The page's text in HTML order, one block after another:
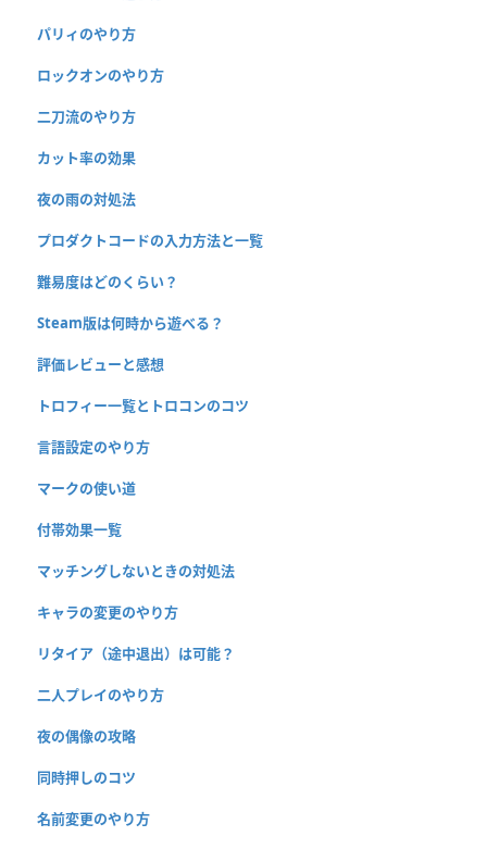
パリィのやり方
ロックオンのやり方
二刀流のやり方
カット率の効果
夜の雨の対処法
プロダクトコードの入力方法と一覧
難易度はどのくらい？
Steam版は何時から遊べる？
評価レビューと感想
トロフィー一覧とトロコンのコツ
言語設定のやり方
マークの使い道
付帯効果一覧
マッチングしないときの対処法
キャラの変更のやり方
リタイア（途中退出）は可能？
二人プレイのやり方
夜の偶像の攻略
同時押しのコツ
名前変更のやり方